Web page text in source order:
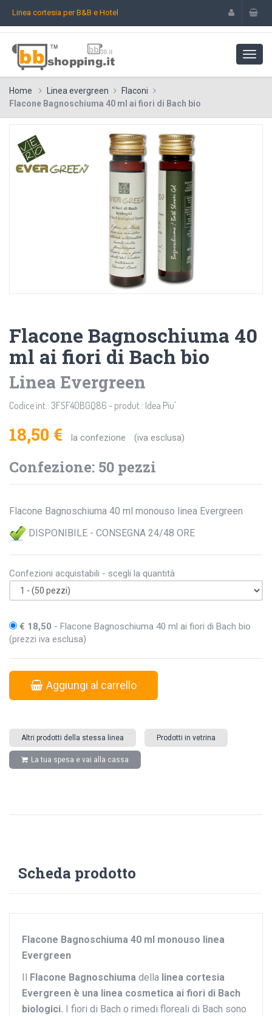
Linea cortesia per B&B e Hotel
Home Linea evergreen
Flaconi
Flacone Bagnoschiuma 40 ml ai fiori di Bach bio
Flacone Bagnoschiuma 40
ml ai fiori di Bach bio
Linea Evergreen
Codice int.: 3FSF40BGQ86 - produt.: Idea Piu'
18,50 € la confezione (iva esclusa)
Confezione: 50 pezzi
Flacone Bagnoschiuma 40 ml monouso linea Evergreen
DISPONIBILE - CONSEGNA 24/48 ORE
Confezioni acquistabili - scegli la quantità
€ 18,50 - Flacone Bagnoschiuma 40 ml ai fiori di Bach bio
(prezzi iva esclusa)
Aggiungi al carrello
Altri prodotti della stessa linea Prodotti in vetrina
La tua spesa e vai alla cassa
Scheda prodotto
Flacone Bagnoschiuma 40 ml monouso linea
Evergreen
Flacone Bagnoschiuma della linea cortesia
Evergreen è una linea cosmetica ai fiori di Bach
biologici. I fiori di Bach o rimedi floreali di Bach sono